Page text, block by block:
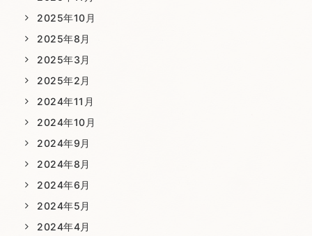
2025年10月
2025年8月
2025年3月
2025年2月
2024年11月
2024年10月
2024年9月
2024年8月
2024年6月
2024年5月
2024年4月